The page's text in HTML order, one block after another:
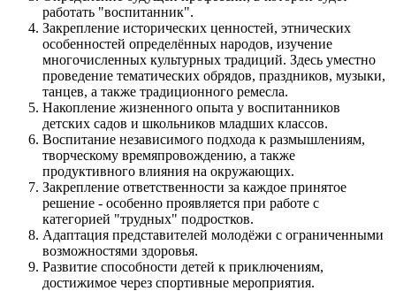
работать "воспитанник".
Закрепление исторических ценностей, этнических
особенностей определённых народов, изучение
многочисленных культурных традиций. Здесь уместно
проведение тематических обрядов, праздников, музыки,
танцев, а также традиционного ремесла.
Накопление жизненного опыта у воспитанников
детских садов и школьников младших классов.
Воспитание независимого подхода к размышлениям,
творческому времяпровождению, а также
продуктивного влияния на окружающих.
Закрепление ответственности за каждое принятое
решение - особенно проявляется при работе с
категорией "трудных" подростков.
Адаптация представителей молодёжи с ограниченными
возможностями здоровья.
Развитие способности детей к приключениям,
достижимое через спортивные мероприятия.